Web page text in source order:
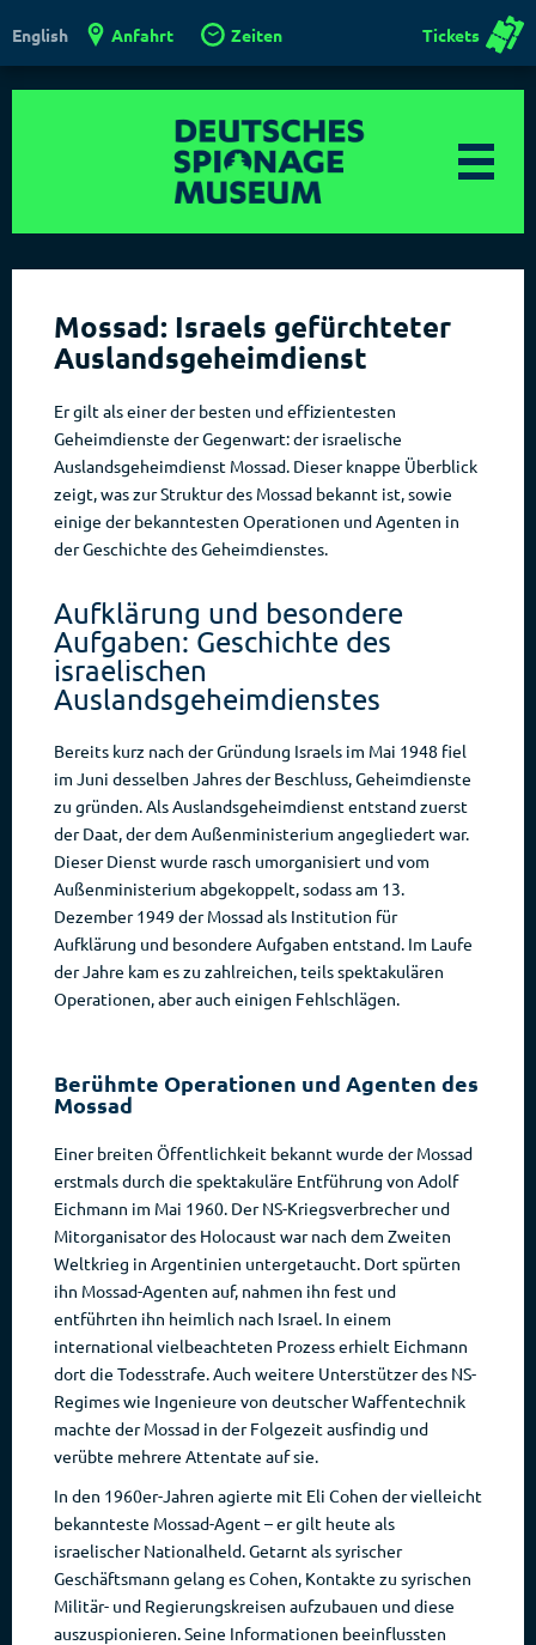
English Anfahrt Zeiten Tickets
Mossad: Israels gefürchteter
Auslandsgeheimdienst
Er gilt als einer der besten und effizientesten
Geheimdienste der Gegenwart: der israelische
Auslandsgeheimdienst Mossad. Dieser knappe Überblick
zeigt, was zur Struktur des Mossad bekannt ist, sowie
einige der bekanntesten Operationen und Agenten in
der Geschichte des Geheimdienstes.
Aufklärung und besondere
Aufgaben: Geschichte des
israelischen
Auslandsgeheimdienstes
Bereits kurz nach der Gründung Israels im Mai 1948 fiel
im Juni desselben Jahres der Beschluss, Geheimdienste
zu gründen. Als Auslandsgeheimdienst entstand zuerst
der Daat, der dem Außenministerium angegliedert war.
Dieser Dienst wurde rasch umorganisiert und vom
Außenministerium abgekoppelt, sodass am 13.
Dezember 1949 der Mossad als Institution für
Aufklärung und besondere Aufgaben entstand. Im Laufe
der Jahre kam es zu zahlreichen, teils spektakulären
Operationen, aber auch einigen Fehlschlägen.
Berühmte Operationen und Agenten des
Mossad
Einer breiten Öffentlichkeit bekannt wurde der Mossad
erstmals durch die spektakuläre Entführung von Adolf
Eichmann im Mai 1960. Der NS-Kriegsverbrecher und
Mitorganisator des Holocaust war nach dem Zweiten
Weltkrieg in Argentinien untergetaucht. Dort spürten
ihn Mossad-Agenten auf, nahmen ihn fest und
entführten ihn heimlich nach Israel. In einem
international vielbeachteten Prozess erhielt Eichmann
dort die Todesstrafe. Auch weitere Unterstützer des NS-
Regimes wie Ingenieure von deutscher Waffentechnik
machte der Mossad in der Folgezeit ausfindig und
verübte mehrere Attentate auf sie.
In den 1960er-Jahren agierte mit Eli Cohen der vielleicht
bekannteste Mossad-Agent – er gilt heute als
israelischer Nationalheld. Getarnt als syrischer
Geschäftsmann gelang es Cohen, Kontakte zu syrischen
Militär- und Regierungskreisen aufzubauen und diese
auszuspionieren. Seine Informationen beeinflussten